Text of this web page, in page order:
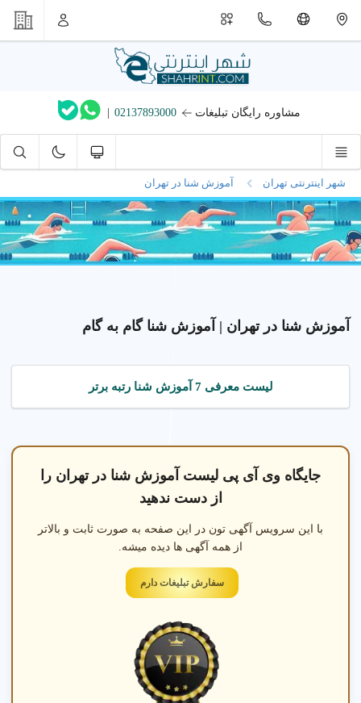
مشاوره رایگان تبلیغات 02137893000
|
شهر اینترنتی تهران آموزش شنا در تهران
آموزش شنا در تهران | آموزش شنا گام به گام
لیست معرفی 7 آموزش شنا رتبه برتر
جایگاه وی آی پی لیست آموزش شنا در تهران را
از دست ندهید
با این سرویس آگهی تون در این صفحه به صورت ثابت و بالاتر
از همه آگهی ها دیده میشه.
سفارش تبلیغات دارم